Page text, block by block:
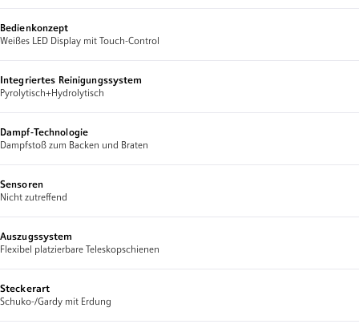
Bedienkonzept
Weißes LED Display mit Touch-Control
Integriertes Reinigungssystem
Pyrolytisch+Hydrolytisch
Dampf-Technologie
Dampfstoß zum Backen und Braten
Sensoren
Nicht zutreffend
Auszugssystem
Flexibel platzierbare Teleskopschienen
Steckerart
Schuko-/Gardy mit Erdung